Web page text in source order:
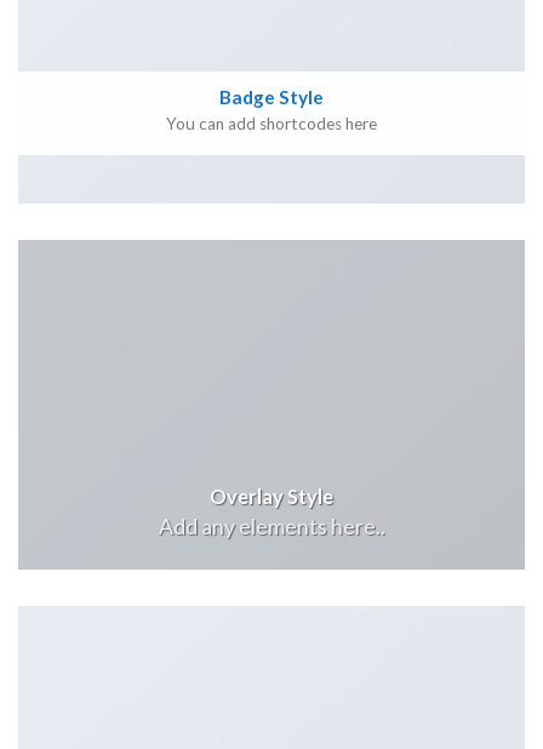
Badge Style
You can add shortcodes here
Overlay Style
Add any elements here..